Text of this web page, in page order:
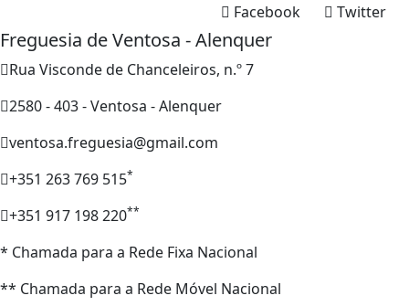
Twitter
Facebook
Freguesia de Ventosa - Alenquer
Rua Visconde de Chanceleiros, n.º 7
2580 - 403 - Ventosa - Alenquer
ventosa.freguesia@gmail.com
+351 263 769 515*
+351 917 198 220**
* Chamada para a Rede Fixa Nacional
** Chamada para a Rede Móvel Nacional